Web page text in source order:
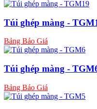
Túi ghép màng -
Bảng Báo Giá
Túi ghép màng -
Bảng Báo Giá